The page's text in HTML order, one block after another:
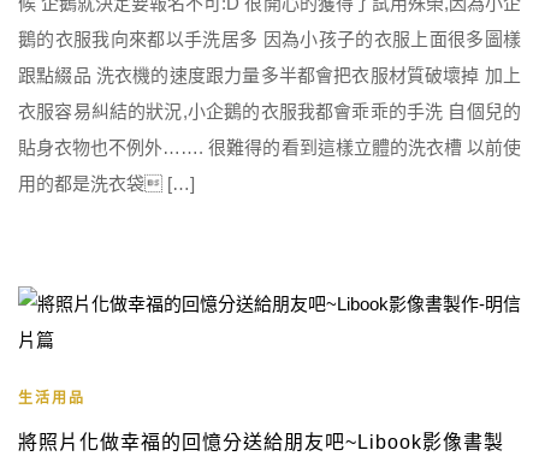
鵝的衣服我向來都以手洗居多 因為小孩子的衣服上面很多圖樣
跟點綴品 洗衣機的速度跟力量多半都會把衣服材質破壞掉 加上
衣服容易糾結的狀況,小企鵝的衣服我都會乖乖的手洗 自個兒的
貼身衣物也不例外……. 很難得的看到這樣立體的洗衣槽 以前使
用的都是洗衣袋 […]
生活用品
將照片化做幸福的回憶分送給朋友吧~Libook影像書製